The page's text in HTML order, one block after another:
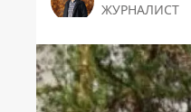
ЖУРНАЛИСТ